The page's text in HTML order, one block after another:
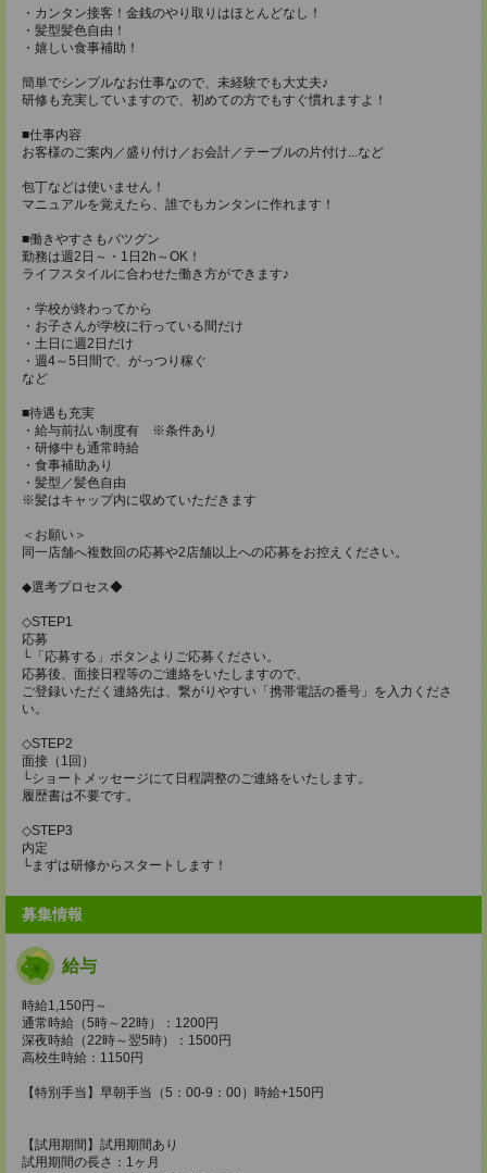
・カンタン接客！金銭のやり取りはほとんどなし！
・髪型髪色自由！
・嬉しい食事補助！
簡単でシンプルなお仕事なので、未経験でも大丈夫♪
研修も充実していますので、初めての方でもすぐ慣れますよ！
■仕事内容
お客様のご案内／盛り付け／お会計／テーブルの片付け...など
包丁などは使いません！
マニュアルを覚えたら、誰でもカンタンに作れます！
■働きやすさもバツグン
勤務は週2日～・1日2h～OK！
ライフスタイルに合わせた働き方ができます♪
・学校が終わってから
・お子さんが学校に行っている間だけ
・土日に週2日だけ
・週4～5日間で、がっつり稼ぐ
など
■待遇も充実
・給与前払い制度有 ※条件あり
・研修中も通常時給
・食事補助あり
・髪型／髪色自由
※髪はキャップ内に収めていただきます
＜お願い＞
同一店舗へ複数回の応募や2店舗以上への応募をお控えください。
◆選考プロセス◆
◇STEP1
応募
└「応募する」ボタンよりご応募ください。
応募後、面接日程等のご連絡をいたしますので、
ご登録いただく連絡先は、繋がりやすい「携帯電話の番号」を入力くださ
い。
◇STEP2
面接（1回）
└ショートメッセージにて日程調整のご連絡をいたします。
履歴書は不要です。
◇STEP3
内定
└まずは研修からスタートします！
募集情報
給与
時給1,150円～
通常時給（5時～22時）：1200円
深夜時給（22時～翌5時）：1500円
高校生時給：1150円
【特別手当】早朝手当（5：00-9：00）時給+150円
【試用期間】試用期間あり
試用期間の長さ：1ヶ月